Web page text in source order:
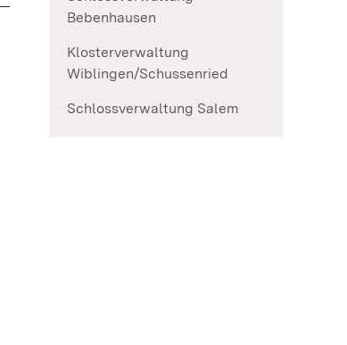
Bebenhausen
Klosterverwaltung
Wiblingen/Schussenried
Schlossverwaltung Salem